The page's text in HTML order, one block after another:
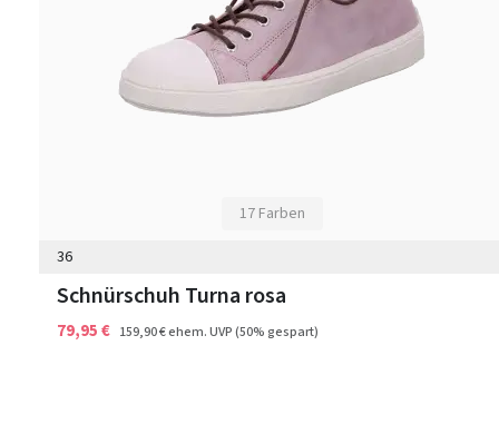
17 Farben
36
Schnürschuh Turna rosa
79,95 € 159,90 €ehem. UVP(50% gespart)